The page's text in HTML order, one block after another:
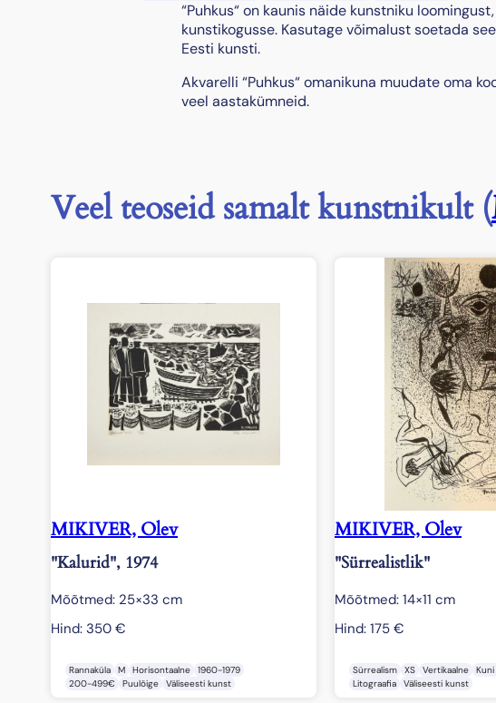
“Puhkus“ on kaunis näide kunstniku
kunstikogusse. Kasutage võimalust soetada
Eesti kunsti.
Akvarelli “Puhkus“ omanikuna muudate oma
veel aastakümneid.
Veel teoseid samalt kunstnikult (
MIKIVER, Olev
"Kalurid", 1974
Mõõtmed: 25×33 cm
Hind: 350 €
Rannaküla M Horisontaalne
1960-1979
200-499€
Puulõige Väliseesti kunst
MIKIVER, Olev
"Sürrealistlik"
Mõõtmed: 14×11 cm
Hind: 175 €
Sürrealism XS Vertikaalne
Litograafia
Väliseesti kunst